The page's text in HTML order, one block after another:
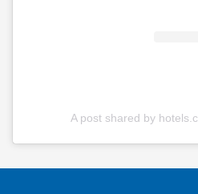
A post shared by